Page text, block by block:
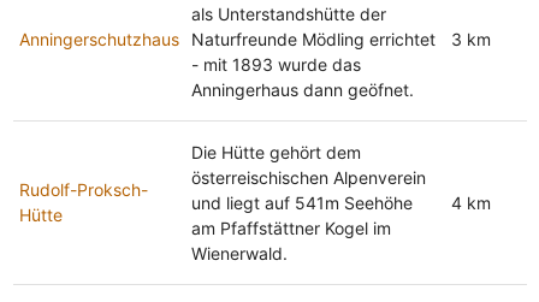
Anningerschutzhaus
als Unterstandshütte der
Naturfreunde Mödling errichtet
- mit 1893 wurde das
Anningerhaus dann geöfnet.
3 km
Rudolf-Proksch-
Hütte
Die Hütte gehört dem
österreischischen Alpenverein
und liegt auf 541m Seehöhe
am Pfaffstättner Kogel im
Wienerwald.
4 km